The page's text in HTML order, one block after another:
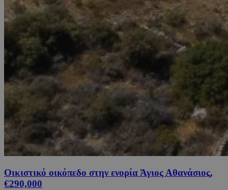
Οικιστικό οικόπεδο στην ενορία Άγιος Αθανάσιος,
€290,000